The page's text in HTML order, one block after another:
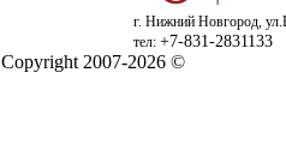
г. Нижний Новгород,
тел: +7-831-2831133
Copyright 2007-2026 ©